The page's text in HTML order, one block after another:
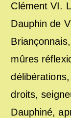
Clément VI.
Dauphin de
mûres
droits,
Dauphiné,